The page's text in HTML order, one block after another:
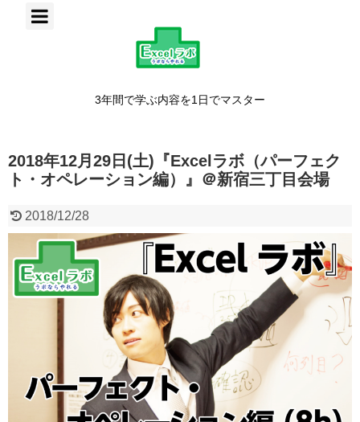
3年間で学ぶ内容を1日でマスター
2018年12月29日(土)『Excelラボ（パーフェク
ト・オペレーション編）』＠新宿三丁目会場
2018/12/28